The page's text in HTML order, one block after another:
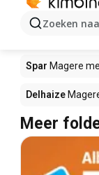
Zoeken
koop?
Spar Magere
Delhaize
Meer